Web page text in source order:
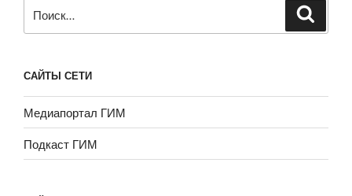
САЙТЫ СЕТИ
Медиапортал ГИМ
Подкаст ГИМ